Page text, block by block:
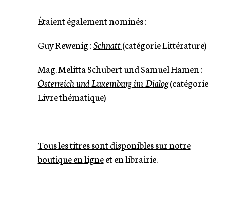
Étaient également nominés :
Guy Rewenig :Schnatt(catégorie Littérature)
Mag. Melitta Schubert und Samuel Hamen :
Österreich und Luxemburg im Dialog(catégorie
Livre thématique)
Tous les titres sont disponibles sur notre
boutique en ligneet en librairie.